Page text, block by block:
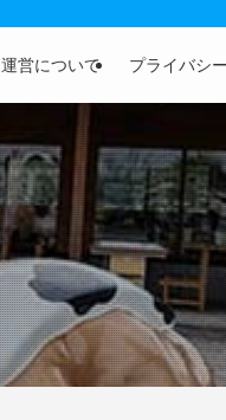
運営について プライバシ